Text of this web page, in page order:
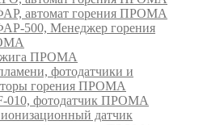
автомат горения ПРОМА
500, Менеджер горения
ПРОМА
фотодатчики и
горения ПРОМА
010, фотодатчик ПРОМА
датчик